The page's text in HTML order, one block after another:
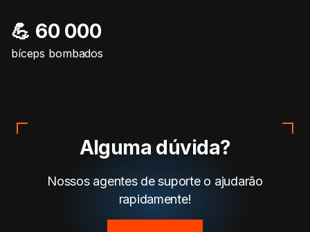
💪 60 000
bíceps bombados
Alguma dúvida?
Nossos agentes de suporte o ajudarão
rapidamente!